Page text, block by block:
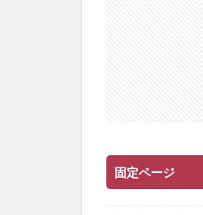
固定ページ